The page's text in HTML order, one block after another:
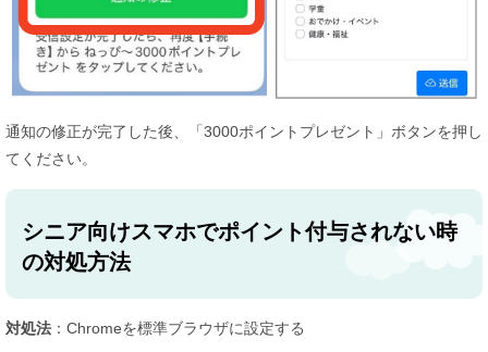
通知の修正が完了した後、「3000ポイントプレゼント」ボタンを押し
てください。
シニア向けスマホでポイント付与されない時
の対処方法
対処法 ：Chromeを標準ブラウザに設定する